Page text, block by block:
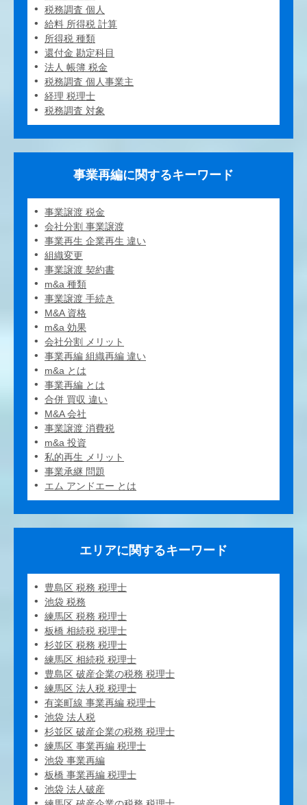
税務調査 個人
給料 所得税 計算
所得税 種類
還付金 勘定科目
法人 帳簿 税金
税務調査 個人事業主
経理 税理士
税務調査 対象
事業再編に関するキーワード
事業譲渡 税金
会社分割 事業譲渡
事業再生 企業再生 違い
組織変更
事業譲渡 契約書
m&a 種類
事業譲渡 手続き
M&A 資格
m&a 効果
会社分割 メリット
事業再編 組織再編 違い
m&a とは
事業再編 とは
合併 買収 違い
M&A 会社
事業譲渡 消費税
m&a 投資
私的再生 メリット
事業承継 問題
エム アンドエー とは
エリアに関するキーワード
豊島区 税務 税理士
池袋 税務
練馬区 税務 税理士
板橋 相続税 税理士
杉並区 税務 税理士
練馬区 相続税 税理士
豊島区 破産企業の税務 税理士
練馬区 法人税 税理士
有楽町線 事業再編 税理士
池袋 法人税
杉並区 破産企業の税務 税理士
練馬区 事業再編 税理士
池袋 事業再編
板橋 事業再編 税理士
池袋 法人破産